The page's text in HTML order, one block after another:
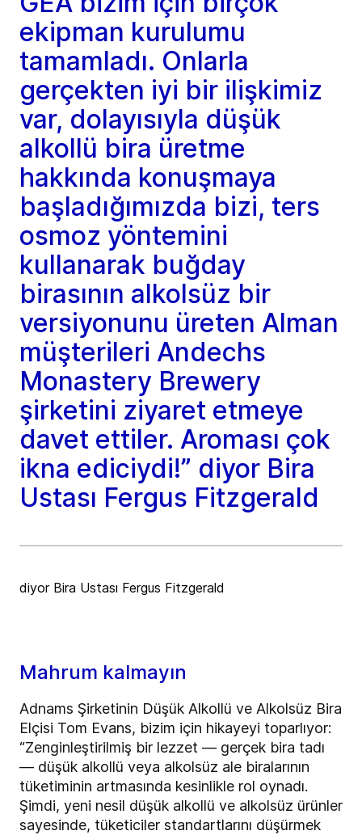
ekipman kurulumu
tamamladı. Onlarla
gerçekten iyi bir ilişkimiz
var, dolayısıyla düşük
alkollü bira üretme
hakkında konuşmaya
başladığımızda bizi, ters
osmoz yöntemini
kullanarak buğday
birasının alkolsüz bir
versiyonunu üreten Alman
müşterileri Andechs
Monastery Brewery
şirketini ziyaret etmeye
davet ettiler. Aroması çok
ikna ediciydi!” diyor Bira
Ustası Fergus Fitzgerald
diyor Bira Ustası Fergus Fitzgerald
Mahrum kalmayın
Adnams Şirketinin Düşük Alkollü ve Alkolsüz Bira
Elçisi Tom Evans, bizim için hikayeyi toparlıyor:
“Zenginleştirilmiş bir lezzet — gerçek bira tadı
— düşük alkollü veya alkolsüz ale biralarının
tüketiminin artmasında kesinlikle rol oynadı.
Şimdi, yeni nesil düşük alkollü ve alkolsüz ürünler
sayesinde, tüketiciler standartlarını düşürmek